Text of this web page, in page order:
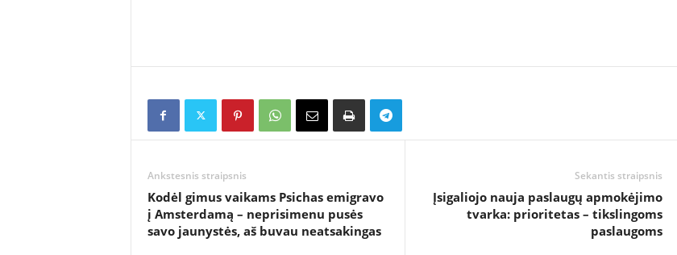
Ankstesnis straipsnis
Kodėl gimus vaikams Psichas emigravo
į Amsterdamą – neprisimenu pusės
savo jaunystės, aš buvau neatsakingas
Sekantis straipsnis
Įsigaliojo nauja paslaugų apmokėjimo
tvarka: prioritetas – tikslingoms
paslaugoms